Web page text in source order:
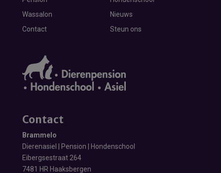
Wassalon
Nieuws
Contact
Steun ons
Contact
Brammelo
Dierenasiel | Pension | Hondenschool
Eibergsestraat 264
7481 HR Haaksbergen